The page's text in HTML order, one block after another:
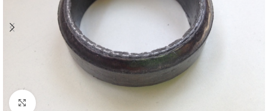
Cliquez pour agrandir